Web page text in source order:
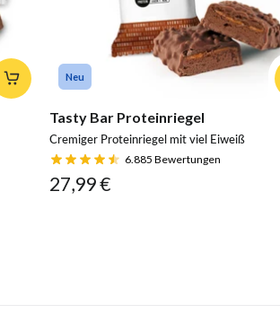
Neu
Tasty Bar Proteinriegel
Cremiger Proteinriegel mit viel Eiweiß
6.885 Bewertungen
27,99 €